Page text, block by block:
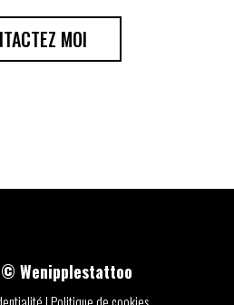
MOI
Wenipplestattoo